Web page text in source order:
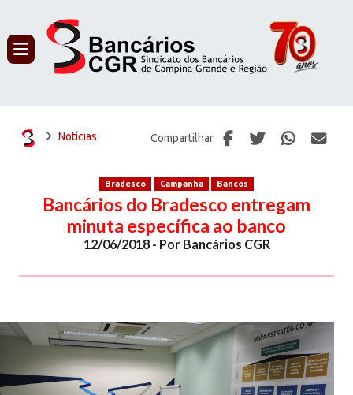
Notícias Compartilhar
Bradesco Campanha Bancos
Bancários do Bradesco entregam
minuta específica ao banco
12/06/2018 - Por Bancários CGR